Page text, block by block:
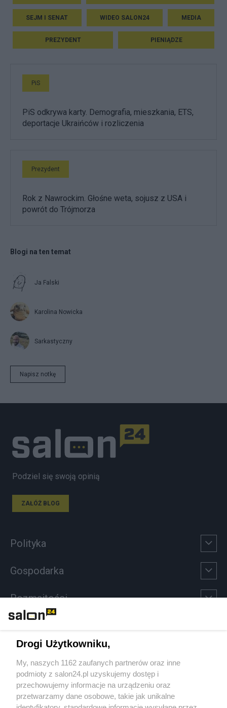
SEJM I SENAT WIDEO SALON24 MEDIA
PREZYDENT PIENIĄDZE
PiS
PiS odkrywa karty. Demografia, mieszkania, ETS,
deportacje Ukraińców i rozliczenia
Prezydent
Rok z Nawrockim. Głośne weta, sojusz z USA i
powrót do Trójmorza
Blogi na ten temat
Ja Falski
Karolina Nowicka
Sarkastyczny
Napisz notkę
Podziel się swoją opinią
ZAŁÓŻ BLOG
Polityka
Gospodarka
Rozmaitości
Sport
Społeczeństwo
Drogi Użytkowniku,
My, naszych 1162 zaufanych partnerów oraz inne
podmioty z salon24.pl uzyskujemy dostęp i
przechowujemy informacje na urządzeniu oraz
przetwarzamy dane osobowe, takie jak unikalne